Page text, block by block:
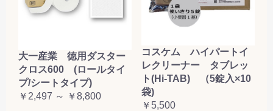
大一産業 徳用ダスター
クロス600 (ロールタイ
プ/シートタイプ)
￥2,497 ～ ￥8,800
コスケム ハイパートイ
レクリーナー タブレッ
ト(Hi-TAB) （5錠入×10
袋)
￥5,500